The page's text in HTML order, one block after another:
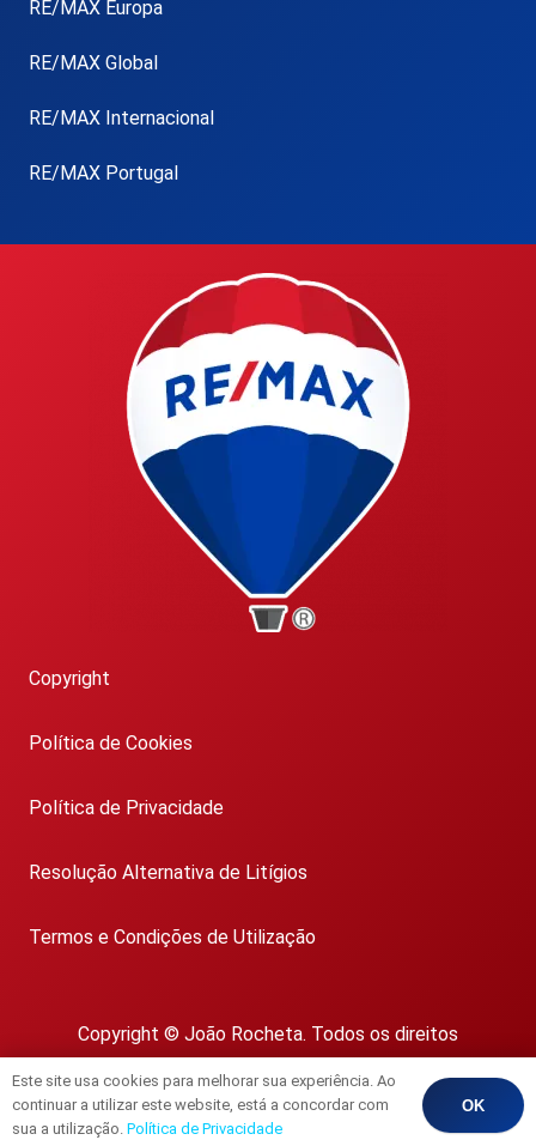
RE/MAX Europa
RE/MAX Global
RE/MAX Internacional
RE/MAX Portugal
Copyright
Política de Cookies
Política de Privacidade
Resolução Alternativa de Litígios
Termos e Condições de Utilização
Copyright © João Rocheta. Todos os direitos
reservados.
AMI 1718
Este site usa cookies para melhorar sua experiência. Ao
continuar a utilizar este website, está a concordar com
sua a utilização. Política de Privacidade
OK